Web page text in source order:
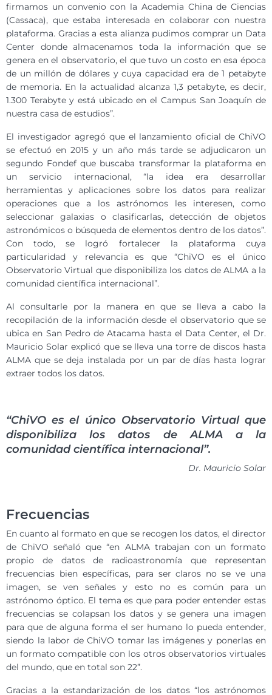
firmamos un convenio con la Academia China de Ciencias
(Cassaca), que estaba interesada en colaborar con nuestra
plataforma. Gracias a esta alianza pudimos comprar un Data
Center donde almacenamos toda la información que se
genera en el observatorio, el que tuvo un costo en esa época
de un millón de dólares y cuya capacidad era de 1 petabyte
de memoria. En la actualidad alcanza 1,3 petabyte, es decir,
1.300 Terabyte y está ubicado en el Campus San Joaquín de
nuestra casa de estudios”.
El investigador agregó que el lanzamiento oficial de ChiVO
se efectuó en 2015 y un año más tarde se adjudicaron un
segundo Fondef que buscaba transformar la plataforma en
un servicio internacional, “la idea era desarrollar
herramientas y aplicaciones sobre los datos para realizar
operaciones que a los astrónomos les interesen, como
seleccionar galaxias o clasificarlas, detección de objetos
astronómicos o búsqueda de elementos dentro de los datos”.
Con todo, se logró fortalecer la plataforma cuya
particularidad y relevancia es que “ChiVO es el único
Observatorio Virtual que disponibiliza los datos de ALMA a la
comunidad científica internacional”.
Al consultarle por la manera en que se lleva a cabo la
recopilación de la información desde el observatorio que se
ubica en San Pedro de Atacama hasta el Data Center, el Dr.
Mauricio Solar explicó que se lleva una torre de discos hasta
ALMA que se deja instalada por un par de días hasta lograr
extraer todos los datos.
“ChiVO es el único Observatorio Virtual que
disponibiliza los datos de ALMA a la
comunidad científica internacional”.
Dr. Mauricio Solar
Frecuencias
En cuanto al formato en que se recogen los datos, el director
de ChiVO señaló que “en ALMA trabajan con un formato
propio de datos de radioastronomía que representan
frecuencias bien específicas, para ser claros no se ve una
imagen, se ven señales y esto no es común para un
astrónomo óptico. El tema es que para poder entender estas
frecuencias se colapsan los datos y se genera una imagen
para que de alguna forma el ser humano lo pueda entender,
siendo la labor de ChiVO tomar las imágenes y ponerlas en
un formato compatible con los otros observatorios virtuales
del mundo, que en total son 22”.
Gracias a la estandarización de los datos “los astrónomos